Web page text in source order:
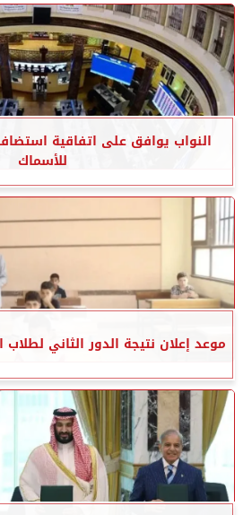
النواب يوافق على اتفاقية
للأسماك
موعد إعلان نتيجة الدور الثاني لطلاب